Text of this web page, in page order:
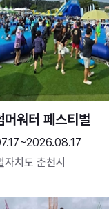
머워터 페스티벌
자치도 춘천시